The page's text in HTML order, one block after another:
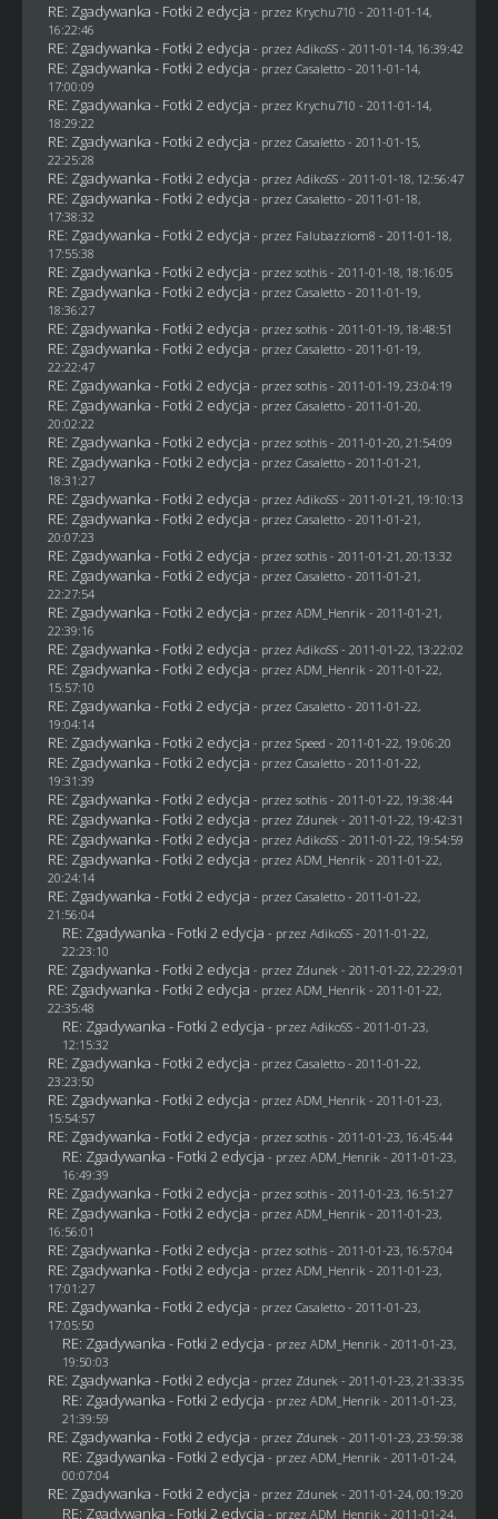
RE: Zgadywanka - Fotki 2 edycja - przez Krychu710 - 2011-01-14,
16:22:46
RE: Zgadywanka - Fotki 2 edycja - przez AdikoSS - 2011-01-14, 16:39:42
RE: Zgadywanka - Fotki 2 edycja - przez Casaletto- 2011-01-14,
17:00:09
RE: Zgadywanka - Fotki 2 edycja - przez Krychu710 - 2011-01-14,
18:29:22
RE: Zgadywanka - Fotki 2 edycja - przez Casaletto- 2011-01-15,
22:25:28
RE: Zgadywanka - Fotki 2 edycja - przez AdikoSS - 2011-01-18, 12:56:47
RE: Zgadywanka - Fotki 2 edycja - przez Casaletto- 2011-01-18,
17:38:32
RE: Zgadywanka - Fotki 2 edycja - przez Falubazziom8 - 2011-01-18,
17:55:38
RE: Zgadywanka - Fotki 2 edycja - przez sothis- 2011-01-18, 18:16:05
RE: Zgadywanka - Fotki 2 edycja - przez Casaletto- 2011-01-19,
18:36:27
RE: Zgadywanka - Fotki 2 edycja - przez sothis- 2011-01-19, 18:48:51
RE: Zgadywanka - Fotki 2 edycja - przez Casaletto- 2011-01-19,
22:22:47
RE: Zgadywanka - Fotki 2 edycja - przez sothis- 2011-01-19, 23:04:19
RE: Zgadywanka - Fotki 2 edycja - przez Casaletto- 2011-01-20,
20:02:22
RE: Zgadywanka - Fotki 2 edycja - przez sothis- 2011-01-20, 21:54:09
RE: Zgadywanka - Fotki 2 edycja - przez Casaletto- 2011-01-21,
18:31:27
RE: Zgadywanka - Fotki 2 edycja - przez AdikoSS - 2011-01-21, 19:10:13
RE: Zgadywanka - Fotki 2 edycja - przez Casaletto- 2011-01-21,
20:07:23
RE: Zgadywanka - Fotki 2 edycja - przez sothis- 2011-01-21, 20:13:32
RE: Zgadywanka - Fotki 2 edycja - przez Casaletto- 2011-01-21,
22:27:54
RE: Zgadywanka - Fotki 2 edycja - przez ADM_Henrik - 2011-01-21,
22:39:16
RE: Zgadywanka - Fotki 2 edycja - przez AdikoSS - 2011-01-22, 13:22:02
RE: Zgadywanka - Fotki 2 edycja - przez ADM_Henrik - 2011-01-22,
15:57:10
RE: Zgadywanka - Fotki 2 edycja - przez Casaletto- 2011-01-22,
19:04:14
RE: Zgadywanka - Fotki 2 edycja - przez Speed - 2011-01-22, 19:06:20
RE: Zgadywanka - Fotki 2 edycja - przez Casaletto- 2011-01-22,
19:31:39
RE: Zgadywanka - Fotki 2 edycja - przez sothis- 2011-01-22, 19:38:44
RE: Zgadywanka - Fotki 2 edycja - przez Zdunek - 2011-01-22, 19:42:31
RE: Zgadywanka - Fotki 2 edycja - przez AdikoSS - 2011-01-22, 19:54:59
RE: Zgadywanka - Fotki 2 edycja - przez ADM_Henrik - 2011-01-22,
20:24:14
RE: Zgadywanka - Fotki 2 edycja - przez Casaletto- 2011-01-22,
21:56:04
RE: Zgadywanka - Fotki 2 edycja - przez AdikoSS - 2011-01-22,
22:23:10
RE: Zgadywanka - Fotki 2 edycja - przez Zdunek - 2011-01-22, 22:29:01
RE: Zgadywanka - Fotki 2 edycja - przez ADM_Henrik - 2011-01-22,
22:35:48
RE: Zgadywanka - Fotki 2 edycja - przez AdikoSS - 2011-01-23,
12:15:32
RE: Zgadywanka - Fotki 2 edycja - przez Casaletto- 2011-01-22,
23:23:50
RE: Zgadywanka - Fotki 2 edycja - przez ADM_Henrik - 2011-01-23,
15:54:57
RE: Zgadywanka - Fotki 2 edycja - przez sothis- 2011-01-23, 16:45:44
RE: Zgadywanka - Fotki 2 edycja - przez ADM_Henrik - 2011-01-23,
16:49:39
RE: Zgadywanka - Fotki 2 edycja - przez sothis- 2011-01-23, 16:51:27
RE: Zgadywanka - Fotki 2 edycja - przez ADM_Henrik - 2011-01-23,
16:56:01
RE: Zgadywanka - Fotki 2 edycja - przez sothis- 2011-01-23, 16:57:04
RE: Zgadywanka - Fotki 2 edycja - przez ADM_Henrik - 2011-01-23,
17:01:27
RE: Zgadywanka - Fotki 2 edycja - przez Casaletto- 2011-01-23,
17:05:50
RE: Zgadywanka - Fotki 2 edycja - przez ADM_Henrik - 2011-01-23,
19:50:03
RE: Zgadywanka - Fotki 2 edycja - przez Zdunek - 2011-01-23, 21:33:35
RE: Zgadywanka - Fotki 2 edycja - przez ADM_Henrik - 2011-01-23,
21:39:59
RE: Zgadywanka - Fotki 2 edycja - przez Zdunek - 2011-01-23, 23:59:38
RE: Zgadywanka - Fotki 2 edycja - przez ADM_Henrik - 2011-01-24,
00:07:04
RE: Zgadywanka - Fotki 2 edycja - przez Zdunek - 2011-01-24, 00:19:20
RE: Zgadywanka - Fotki 2 edycja - przez ADM_Henrik - 2011-01-24,